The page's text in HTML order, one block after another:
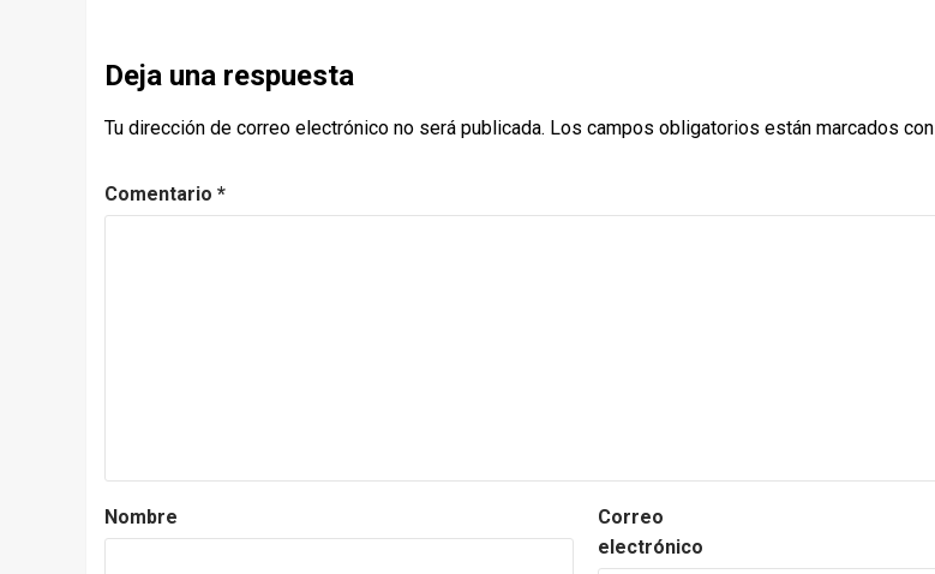
Deja una respuesta
Tu dirección de correo electrónico no será publicada. Los campos obligatorios están marcados con
Comentario *
Nombre
Correo
electrónico